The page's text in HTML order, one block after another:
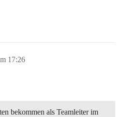
17:26
bekommen als Teamleiter im